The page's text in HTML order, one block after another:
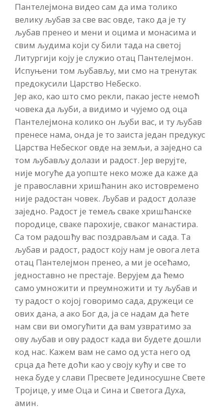
Пантелејмона видео сам да има толико
велику љубав за све вас овде, тако да је ту
љубав пренео и мени и оцима и монасима и
свим људима који су били тада на светој
Литургији коју је служио отац Пантелејмон.
Испуњени том љубављу, ми смо на тренутак
предокусили Царство Небеско.
Јер ако, као што смо рекли, пакао јесте немоћ
човека да љуби, а видимо и чујемо од оца
Пантелејмона колико он љуби вас, и ту љубав
пренесе нама, онда је то заиста један предукус
Царства Небеског овде на земљи, а заједно са
том љубављу долази и радост. Јер верујте,
није могуће да уопште неко може да каже да
је православни хришћанин ако истовремено
није радостан човек. Љубав и радост долазе
заједно. Радост је темељ сваке хришћанске
породице, сваке парохије, сваког манастира.
Са том радошћу вас поздрављам и сада. Та
љубав и радост, радост коју нам је овога лета
отац Пантелејмон пренео, а ми је осећамо,
једноставно не престаје. Верујем да ћемо
само умножити и преумножити и ту љубав и
ту радост о којој говоримо сада, дружеци се
ових дана, а ако Бог да, ја се надам да ћете
нам сви ви омогућити да вам узвратимо за
ову љубав и ову радост када ви будете дошли
код нас. Кажем вам не само од уста него од
срца да ћете доћи као у своју кућу и све то
нека буде у слави Пресвете Јединосушне Свете
Тројице, у име Оца и Сина и Светога Духа,
амин.